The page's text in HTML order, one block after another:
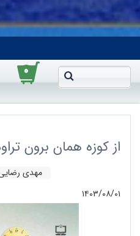
۰
از کوزه همان برون
مهدی
۱۴۰۳/۰۸/۰۱